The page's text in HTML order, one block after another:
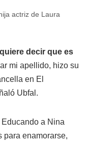
actriz de Laura
decir que es
mi apellido, hizo su
en El
Ubfal.
a Nina
para enamorarse,